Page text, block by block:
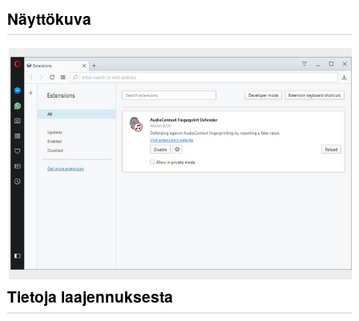
Laajennuksella
on
tietoihisi
kaikissa
verkkosivustoissa.
This
extension
can
create
rich
notifications
and
the
system
tray.
Näyttökuva
Tietoja laajennuksesta